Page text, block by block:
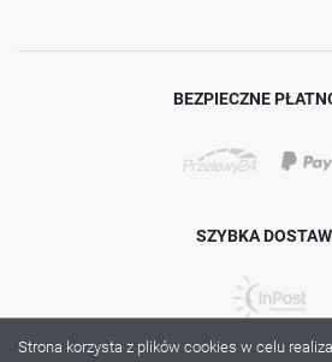
BEZPIECZNE
SZYBKA
Strona korzysta z plików cookies w celu